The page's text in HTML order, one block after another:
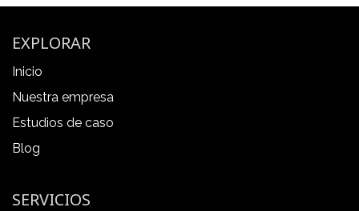
EXPLORAR
Inicio
Nuestra empresa
Estudios de caso
Blog
SERVICIOS